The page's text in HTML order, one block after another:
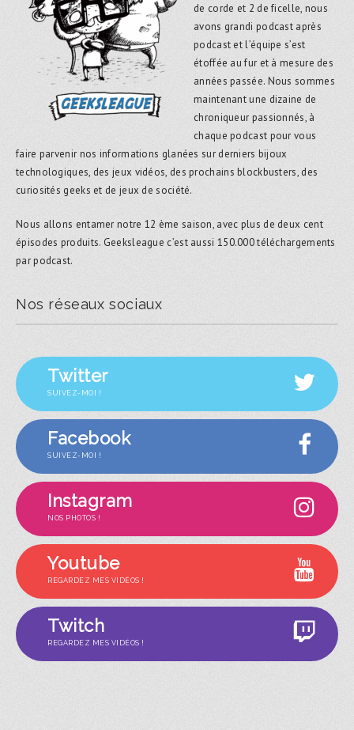
de corde et 2 de ficelle, nous
avons grandi podcast après
podcast et l’équipe s’est
étoffée au fur et à mesure des
années passée. Nous sommes
maintenant une dizaine de
chroniqueur passionnés, à
chaque podcast pour vous
faire parvenir nos informations glanées sur derniers bijoux
technologiques, des jeux vidéos, des prochains blockbusters, des
curiosités geeks et de jeux de société.
Nous allons entamer notre 12 ème saison, avec plus de deux cent
épisodes produits. Geeksleague c’est aussi 150.000 téléchargements
par podcast.
Nos réseaux sociaux
Twitter
SUIVEZ-MOI !
Facebook
SUIVEZ-MOI !
Instagram
NOS PHOTOS !
Youtube
REGARDEZ MES VIDÉOS !
Twitch
REGARDEZ MES VIDÉOS !